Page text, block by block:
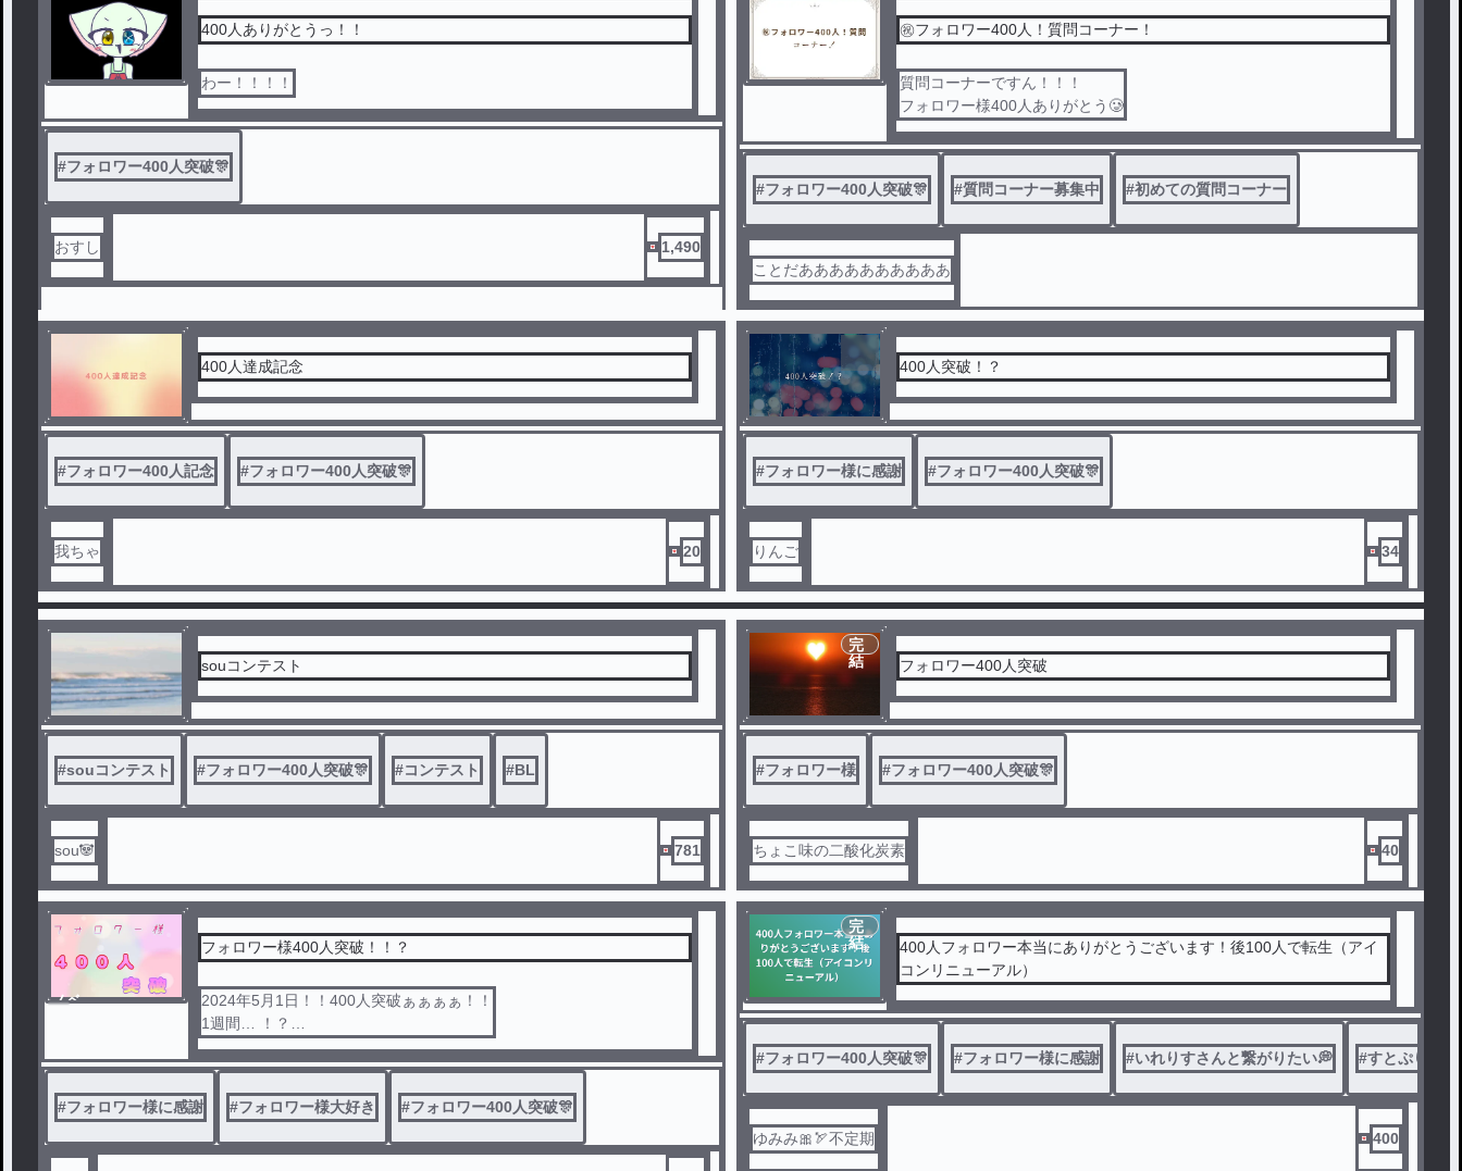
400人ありがとうっ！！
わー！！！！
#フォロワー400人突破🎊
おすし 1,490
㊗️フォロワー400人！質問コーナー！
質問コーナーですん！！！
フォロワー様400人ありがとう🥲︎
#フォロワー400人突破🎊 #質問コーナー募集中 #初めての質問コーナー
ことだああああああああああ
400人達成記念
#フォロワー400人記念 #フォロワー400人突破🎊
我ちゃ 20
完
結
400人突破！？
#フォロワー様に感謝 #フォロワー400人突破🎊
りんご 34
souコンテスト
#souコンテスト #フォロワー400人突破🎊 #コンテスト #BL
sou🐼 781
完
結
フォロワー400人突破
#フォロワー様 #フォロワー400人突破🎊
ちょこ味の二酸化炭素 40
ノベ
フォロワー様400人突破！！？
2024年5月1日！！400人突破ぁぁぁぁ！！
1週間… ！？
マジありがとうございます😭
#フォロワー様に感謝 #フォロワー様大好き #フォロワー400人突破🎊
完
結
400人フォロワー本当にありがとうございます！後100人で転生（アイ
コンリニューアル）
#フォロワー400人突破🎊 #フォロワー様に感謝 #いれりすさんと繋がりたい💭 #すとぷりす
ゆみみ🎀🏹不定期 400